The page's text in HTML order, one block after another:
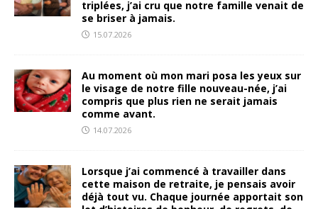
triplées, j’ai cru que notre famille venait de
se briser à jamais.
15.07.2026
Au moment où mon mari posa les yeux sur
le visage de notre fille nouveau-née, j’ai
compris que plus rien ne serait jamais
comme avant.
14.07.2026
Lorsque j’ai commencé à travailler dans
cette maison de retraite, je pensais avoir
déjà tout vu. Chaque journée apportait son